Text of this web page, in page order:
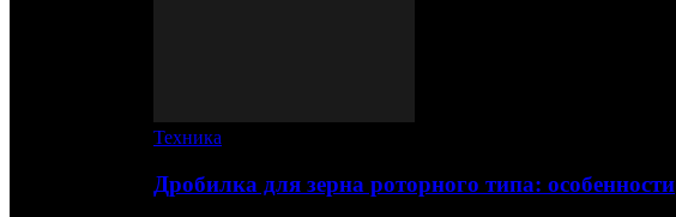
Техника
Дробилка для зерна роторного типа: особенности